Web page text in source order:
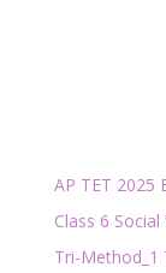
AP TET 2025
Class 6
Tri-Method_1